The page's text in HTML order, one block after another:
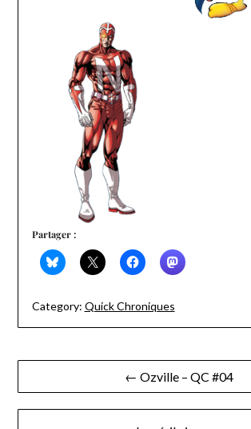
Partager :
Category: Quick Chroniques
Navigation
de
← Ozville – QC #04